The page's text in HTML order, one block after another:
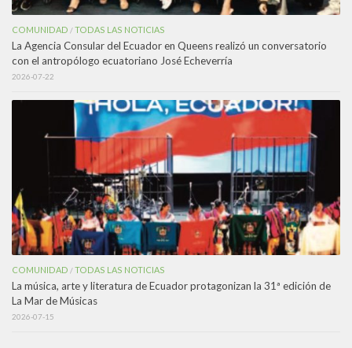
COMUNIDAD /TODAS LAS NOTICIAS
La Agencia Consular del Ecuador en Queens realizó un conversatorio
con el antropólogo ecuatoriano José Echeverría
2026-07-22
COMUNIDAD /TODAS LAS NOTICIAS
La música, arte y literatura de Ecuador protagonizan la 31ª edición de
La Mar de Músicas
2026-07-15